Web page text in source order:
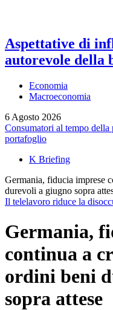
Aspettative di
autorevole della
Economia
Macroeconomia
6 Agosto 2026
Consumatori al tempo della
portafoglio
K Briefing
Germania, fiducia imprese
durevoli a giugno sopra
Il telelavoro riduce la
Germania,
continua a
ordini beni
sopra attese